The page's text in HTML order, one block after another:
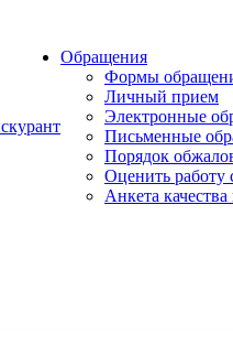
Обращения
Формы
Личный прием
Электронные
Письменные
Порядок
Оценить работу
Анкета